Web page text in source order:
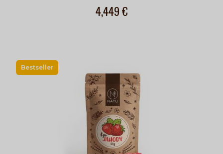
4,449 €
Bestseller